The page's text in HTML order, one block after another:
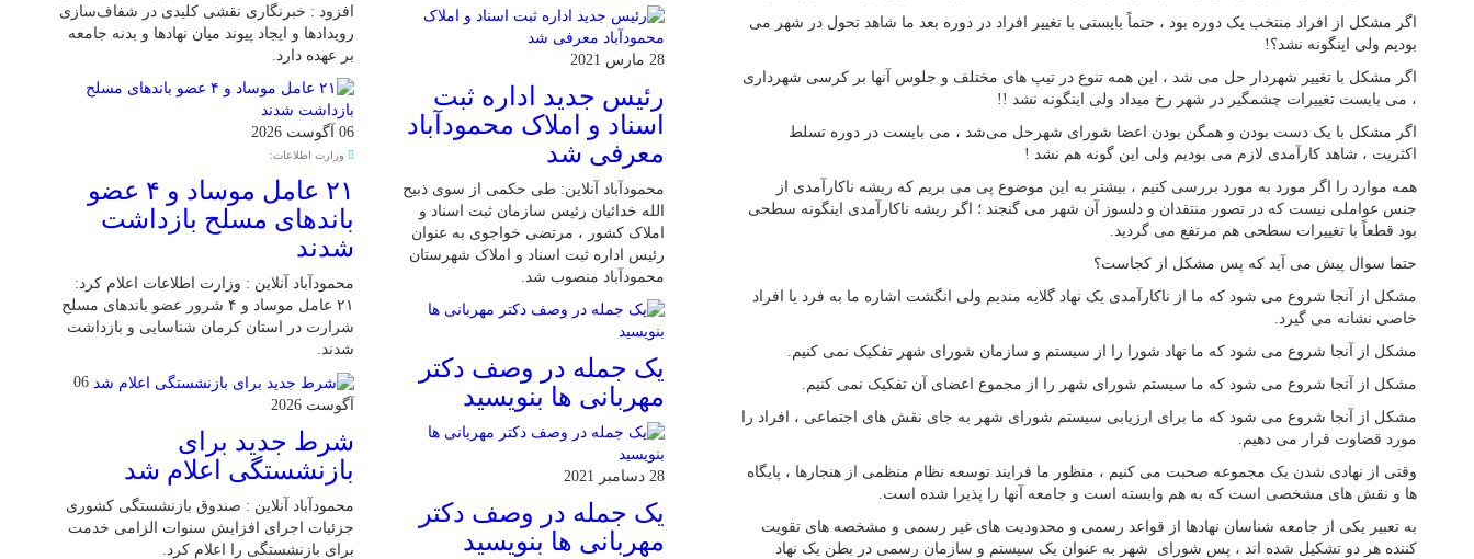
اگر مشکل از افراد منتخب یک دوره بود ، حتماً بایستی با تغییر افراد در دوره بعد ما شاهد تحول در شهر می
بودیم ولی اینگونه نشد؟!
اگر مشکل با تغییر شهردار حل می شد ، این همه تنوع در تیپ های مختلف و جلوس آنها بر کرسی شهرداری
، می بایست تغییرات چشمگیر در شهر رخ میداد ولی اینگونه نشد !!
اگر مشکل با یک دست بودن و همگن بودن اعضا شورای شهرحل می‌شد ، می بایست در دوره تسلط
اکثریت ، شاهد کارآمدی لازم می بودیم ولی این گونه هم نشد !
همه موارد را اگر مورد به مورد بررسی کنیم ، بیشتر به این موضوع پی می بریم که ریشه ناکارآمدی از
جنس عواملی نیست که در تصور منتقدان و دلسوز آن شهر می گنجند ؛ اگر ریشه ناکارآمدی اینگونه سطحی
بود قطعاً با تغییرات سطحی هم مرتفع می گردید.
حتما سوال پیش می آید که پس مشکل از کجاست؟
مشکل از آنجا شروع می شود که ما از ناکارآمدی یک نهاد گلایه مندیم ولی انگشت اشاره ما به فرد یا افراد
خاصی نشانه می گیرد.
مشکل از آنجا شروع می شود که ما نهاد شورا را از سیستم و سازمان شورای شهر تفکیک نمی کنیم.
مشکل از آنجا شروع می شود که ما سیستم شورای شهر را از مجموع اعضای آن تفکیک نمی کنیم.
مشکل از آنجا شروع می شود که ما برای ارزیابی سیستم شورای شهر به جای نقش های اجتماعی ، افراد را
مورد قضاوت قرار می دهیم.
وقتی از نهادی شدن یک مجموعه صحبت می کنیم ، منظور ما فرایند توسعه نظام منظمی از هنجارها ، پایگاه
ها و نقش های مشخصی است که به هم وابسته است و جامعه آنها را پذیرا شده است.
به تعبیر یکی از جامعه شناسان نهادها از قواعد رسمی و محدودیت های غیر رسمی و مشخصه های تقویت
کننده هر دو تشکیل شده اند ، پس شورای شهر به عنوان یک سیستم و سازمان رسمی در بطن یک نهاد
28 مارس 2021
رئیس جدید اداره ثبت
اسناد و املاک محمودآباد
معرفی شد
محمودآباد آنلاین: طی حکمی از سوی ذبیح
الله خدائیان رئیس سازمان ثبت اسناد و
املاک کشور ، مرتضی خواجوی به عنوان
رئیس اداره ثبت اسناد و املاک شهرستان
محمودآباد منصوب شد.
یک جمله در وصف دکتر
مهربانی ها بنویسید
28 دسامبر 2021
یک جمله در وصف دکتر
مهربانی ها بنویسید
افزود : خبرنگاری نقشی کلیدی در شفاف‌سازی
رویدادها و ایجاد پیوند میان نهادها و بدنه جامعه
بر عهده دارد.
06 آگوست 2026
وزارت اطلاعات:
۲۱ عامل موساد و ۴ عضو
باند‌های مسلح بازداشت
شدند
محمودآباد آنلاین : وزارت اطلاعات اعلام کرد:
۲۱ عامل موساد و ۴ شرور عضو باند‌های مسلح
شرارت در استان کرمان شناسایی و بازداشت
شدند.
06
آگوست 2026
شرط جدید برای
بازنشستگی اعلام شد
محمودآباد آنلاین : صندوق بازنشستگی کشوری
جزئیات اجرای افزایش سنوات الزامی خدمت
برای بازنشستگی را اعلام کرد.